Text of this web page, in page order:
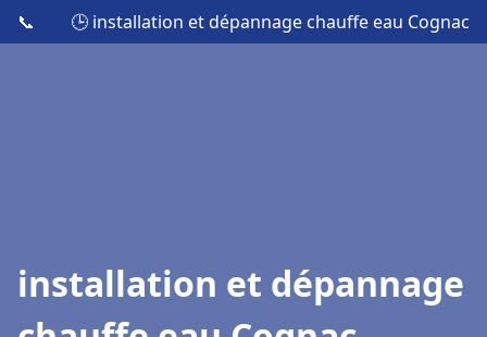
📞 🕒 installation et dépannage chauffe eau Cognac
installation et dépannage